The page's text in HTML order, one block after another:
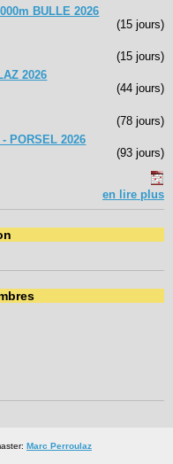
BULLE 2026
(15 jours)
(15 jours)
2026
(44 jours)
(78 jours)
PORSEL 2026
(93 jours)
en lire plus
Marc Perroulaz